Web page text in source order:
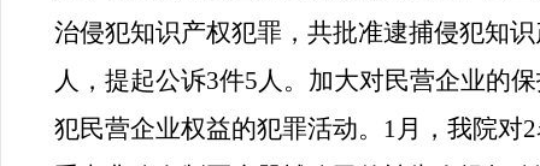
治侵犯知识产权犯罪，共批准逮捕侵犯知
人，提起公诉3件5 人。加大对民营企业的
犯民营企业权益的犯罪活动。
1 月，我院对2